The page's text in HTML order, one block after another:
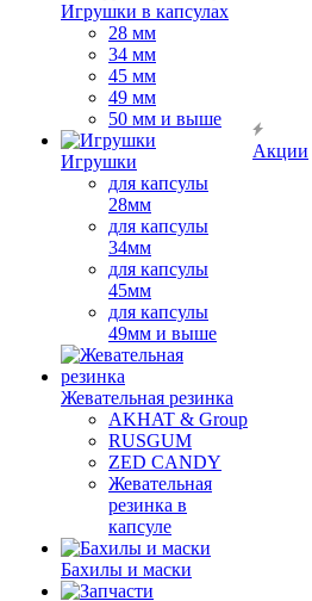
Игрушки в капсулах
28 мм
34 мм
45 мм
49 мм
50 мм и выше
Игрушки
для капсулы
28мм
для капсулы
34мм
для капсулы
45мм
для капсулы
49мм и выше
Жевательная резинка
AKHAT & Group
RUSGUM
ZED CANDY
Жевательная
резинка в
капсуле
Бахилы и маски
Акции